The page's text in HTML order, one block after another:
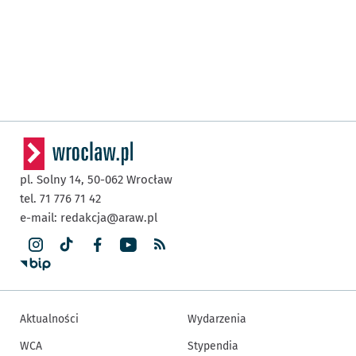
pl. Solny 14, 50-062 Wrocław
tel. 71 776 71 42
e-mail: redakcja@araw.pl
Aktualności
WCA
Wydarzenia
Stypendia